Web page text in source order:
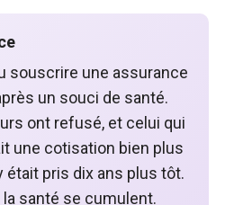
souscrire une assurance
un souci de santé.
ont refusé, et celui qui
une cotisation bien plus
était pris dix ans plus tôt.
la santé se cumulent.